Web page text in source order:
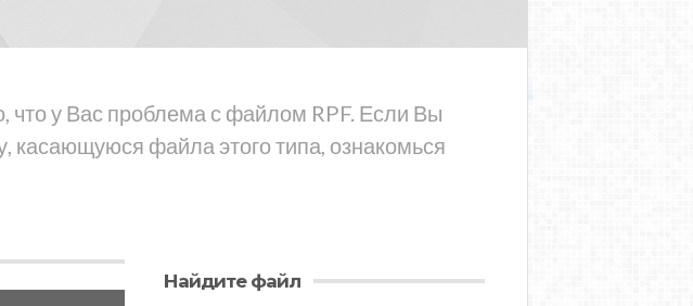
что у Вас проблема с файлом RPF. Если Вы
касающуюся файла этого типа, ознакомься
Найдите файл